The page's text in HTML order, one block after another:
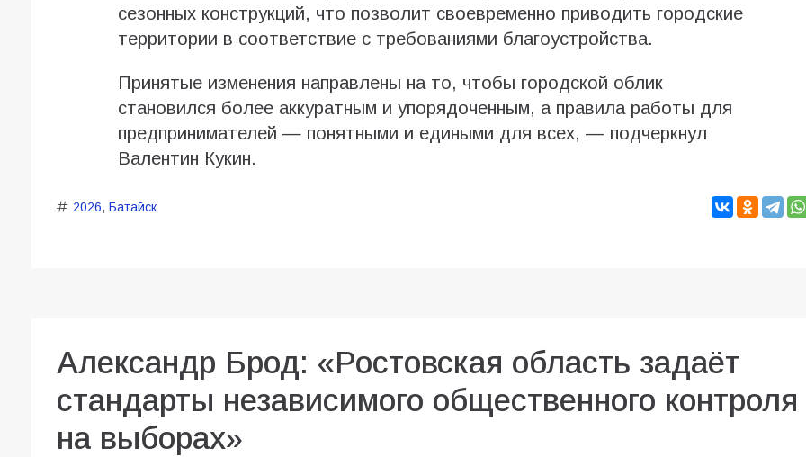
сезонных конструкций, что позволит своевременно приводить городские
территории в соответствие с требованиями благоустройства.
Принятые изменения направлены на то, чтобы городской облик
становился более аккуратным и упорядоченным, а правила работы для
предпринимателей — понятными и едиными для всех, — подчеркнул
Валентин Кукин.
2026, Батайск
Александр Брод: «Ростовская область задаёт
стандарты независимого общественного контроля
на выборах»